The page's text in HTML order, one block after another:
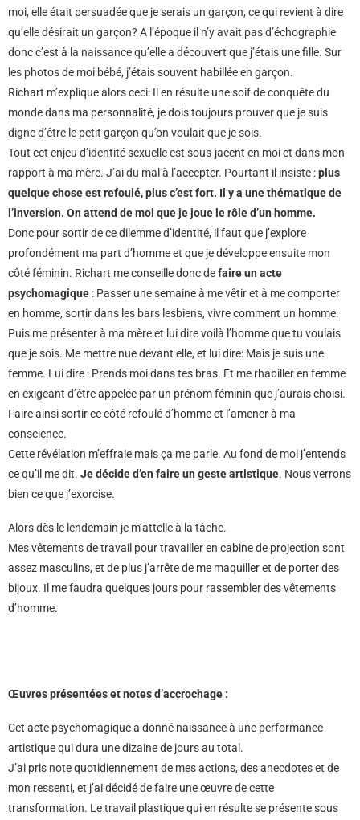
moi, elle était persuadée que je serais un garçon, ce qui revient à dire
qu’elle désirait un garçon? A l’époque il n’y avait pas d’échographie
donc c’est à la naissance qu’elle a découvert que j’étais une fille. Sur
les photos de moi bébé, j’étais souvent habillée en garçon.
Richart m’explique alors ceci: Il en résulte une soif de conquête du
monde dans ma personnalité, je dois toujours prouver que je suis
digne d’être le petit garçon qu’on voulait que je sois.
Tout cet enjeu d’identité sexuelle est sous-jacent en moi et dans mon
rapport à ma mère. J’ai du mal à l’accepter. Pourtant il insiste :plus
quelque chose est refoulé, plus c’est fort. Il y a une thématique de
l’inversion. On attend de moi que je joue le rôle d’un homme.
Donc pour sortir de ce dilemme d’identité, il faut que j’explore
profondément ma part d’homme et que je développe ensuite mon
côté féminin. Richart me conseille donc defaire un acte
psychomagique : Passer une semaine à me vêtir et à me comporter
en homme, sortir dans les bars lesbiens, vivre comment un homme.
Puis me présenter à ma mère et lui dire voilà l’homme que tu voulais
que je sois. Me mettre nue devant elle, et lui dire: Mais je suis une
femme. Lui dire : Prends moi dans tes bras. Et me rhabiller en femme
en exigeant d’être appelée par un prénom féminin que j’aurais choisi.
Faire ainsi sortir ce côté refoulé d’homme et l’amener à ma
conscience.
Cette révélation m’effraie mais ça me parle. Au fond de moi j’entends
ce qu’il me dit. Je décide d’en faire un geste artistique. Nous verrons
bien ce que j’exorcise.
Alors dès le lendemain je m’attelle à la tâche.
Mes vêtements de travail pour travailler en cabine de projection sont
assez masculins, et de plus j’arrête de me maquiller et de porter des
bijoux. Il me faudra quelques jours pour rassembler des vêtements
d’homme.
Œuvres présentées et notes d’accrochage :
Cet acte psychomagique a donné naissance à une performance
artistique qui dura une dizaine de jours au total.
J’ai pris note quotidiennement de mes actions, des anecdotes et de
mon ressenti, et j’ai décidé de faire une œuvre de cette
transformation. Le travail plastique qui en résulte se présente sous